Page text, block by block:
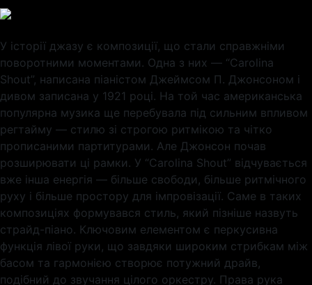
У історії джазу є композиції, що стали справжніми
поворотними моментами. Одна з них — “Carolina
Shout”, написана піаністом Джеймсом П. Джонсоном і
дивом записана у 1921 році. На той час американська
популярна музика ще перебувала під сильним впливом
регтайму — стилю зі строгою ритмікою та чітко
прописаними партитурами. Але Джонсон почав
розширювати ці рамки. У “Carolina Shout” відчувається
вже інша енергія — більше свободи, більше ритмічного
руху і більше простору для імпровізації. Саме в таких
композиціях формувався стиль, який пізніше назвуть
страйд-піано. Ключовим елементом є перкусивна
функція лівої руки, що завдяки широким стрибкам між
басом та гармонією створює потужний драйв,
подібний до звучання цілого оркестру. Права рука